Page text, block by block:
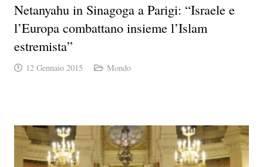
Netanyahu in Sinagoga a Parigi: “Israele e
l’Europa combattano insieme l’Islam
estremista”
12 Gennaio 2015 Mondo